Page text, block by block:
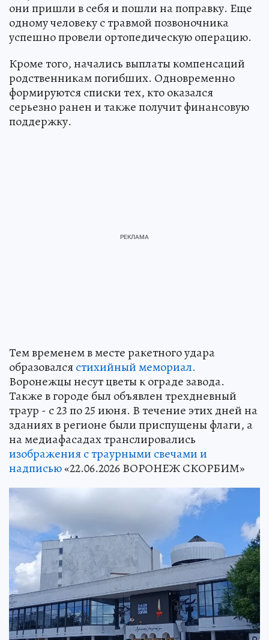
они пришли в себя и пошли на поправку. Еще
одному человеку с травмой позвоночника
успешно провели ортопедическую операцию.
Кроме того, начались выплаты компенсаций
родственникам погибших. Одновременно
формируются списки тех, кто оказался
серьезно ранен и также получит финансовую
поддержку.
Тем временем в месте ракетного удара
образовалсястихийный мемориал.
Воронежцы несут цветы к ограде завода.
Также в городе был объявлен трехдневный
траур - с 23 по 25 июня. В течение этих дней на
зданиях в регионе были приспущены флаги, а
на медиафасадах транслировались
изображения с траурными свечами и
надписью«22.06.2026 ВОРОНЕЖ СКОРБИМ»